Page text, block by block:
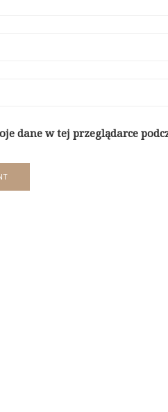
dane w tej przeglądarce